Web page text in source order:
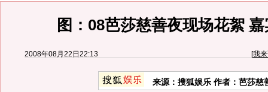
图：08芭莎慈善夜现场花絮
2008年08月22日22:13 [我
来源：搜狐娱乐 作者：芭莎慈